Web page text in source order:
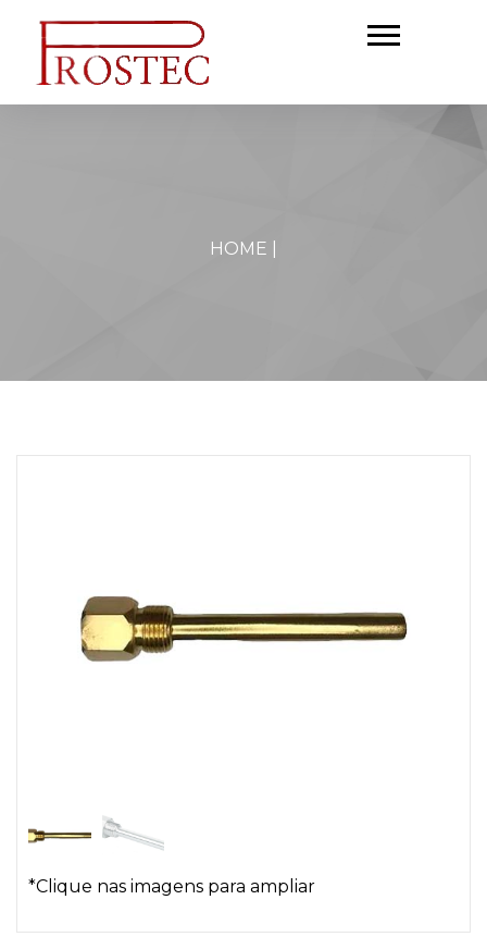
HOME
*Clique nas imagens para ampliar